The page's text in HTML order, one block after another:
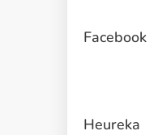
Facebook
Heureka